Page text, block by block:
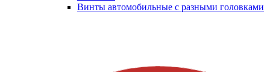
Винты автомобильные с разными головками